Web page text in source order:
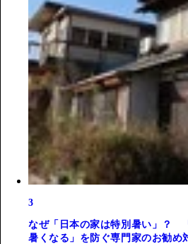
3
なぜ「日本の家は特別暑い」？
暑くなる」を防ぐ専門家のお勧め